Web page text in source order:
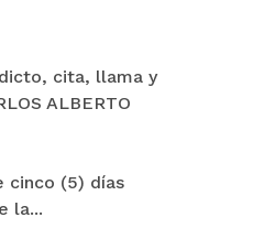
cita, llama y
ALBERTO
cinco (5) días
la...